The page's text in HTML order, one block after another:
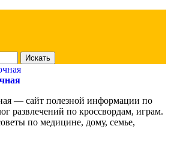
— сайт полезной информации по
развлечений по кроссвордам, играм.
по медицине, дому, семье,